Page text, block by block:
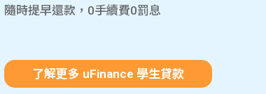
隨時提早還款，0手續費0罰息
了解更多 uFinance 學生貸款